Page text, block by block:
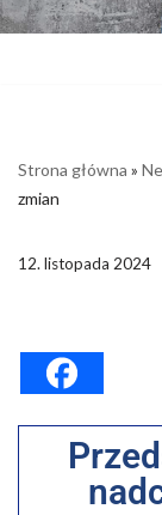
Strona główna »
zmian
12. listopada 2024